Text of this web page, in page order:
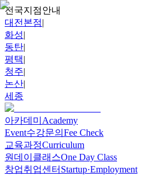
전국지점안내
대전본점|
화성|
동탄|
평택|
청주|
논산|
세종
아카데미 Academy
Event수강문의 Fee Check
교육과정Curriculum
원데이클래스One Day Class
창업취업센터 Startup·Employment